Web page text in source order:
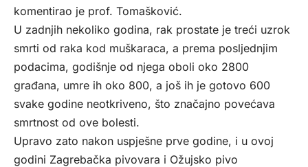
komentirao je prof. Tomašković.
U zadnjih nekoliko godina, rak prostate je treći uzrok
smrti od raka kod muškaraca, a prema posljednjim
podacima, godišnje od njega oboli oko 2800
građana, umre ih oko 800, a još ih je gotovo 600
svake godine neotkriveno, što značajno povećava
smrtnost od ove bolesti.
Upravo zato nakon uspješne prve godine, i u ovoj
godini Zagrebačka pivovara i Ožujsko pivo